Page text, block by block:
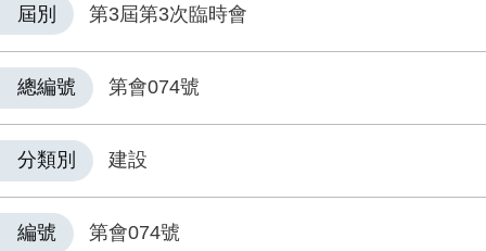
屆別 第3屆第3次臨時會
總編號 第會074號
分類別 建設
編號 第會074號